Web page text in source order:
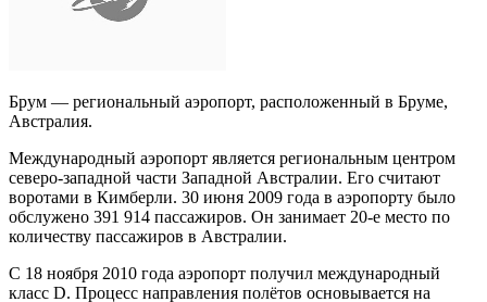
Брум — региональный аэропорт, расположенный в Бруме,
Австралия.
Международный аэропорт является региональным центром
северо-западной части Западной Австралии. Его считают
воротами в Кимберли. 30 июня 2009 года в аэропорту было
обслужено 391 914 пассажиров. Он занимает 20-е место по
количеству пассажиров в Австралии.
С 18 ноября 2010 года аэропорт получил международный
класс D. Процесс направления полётов основывается на